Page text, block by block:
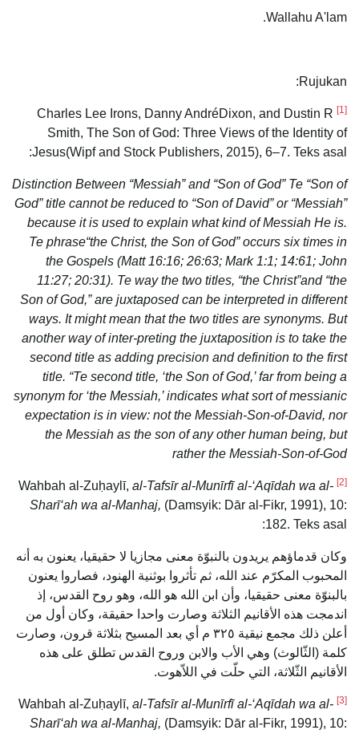
Wallahu A'lam.
Rujukan:
[1]
Charles Lee Irons, Danny AndréDixon, and Dustin R
Smith, The Son of God: Three Views of the Identity of
Jesus(Wipf and Stock Publishers, 2015), 6–7. Teks asal:
Distinction Between “Messiah” and “Son of God” Te “Son of
God” title cannot be reduced to “Son of David” or “Messiah”
because it is used to explain what kind of Messiah He is.
Te phrase“the Christ, the Son of God” occurs six times in
the Gospels (Matt 16:16; 26:63; Mark 1:1; 14:61; John
11:27; 20:31). Te way the two titles, “the Christ”and “the
Son of God,” are juxtaposed can be interpreted in different
ways. It might mean that the two titles are synonyms. But
another way of inter-preting the juxtaposition is to take the
second title as adding precision and definition to the first
title. “Te second title, ‘the Son of God,’ far from being a
synonym for ‘the Messiah,’ indicates what sort of messianic
expectation is in view: not the Messiah-Son-of-David, nor
the Messiah as the son of any other human being, but
rather the Messiah-Son-of-God
[2]
al-Tafsīr al-Munīrfī al-‘Aqīdah wa al-
Sharī‘ah wa al-Manhaj, (Damsyik: Dār al-Fikr, 1991), 10:
182. Teks asal:
وكان قدماؤهم يريدون بالنبوّة معنى مجازيا لا حقيقيا، يعنون به أنه
المحبوب المكرّم عند الله، ثم تأثروا بوثنية الهنود، فصاروا يعنون
بالبنوّة معنى حقيقيا، وأن ابن الله هو الله، وهو روح القدس، إذ
اندمجت هذه الأقانيم الثلاثة وصارت واحدا حقيقة، وكان أول من
أعلن ذلك مجمع نيقية ٣٢٥ م أي بعد المسيح بثلاثة قرون، وصارت
كلمة (الثّالوث) وهي الأب والابن وروح القدس تطلق على هذه
الأقانيم الثّلاثة، التي حلّت في اللاّهوت.
[3]
al-Tafsīr al-Munīrfī al-‘Aqīdah wa al-
Sharī‘ah wa al-Manhaj, (Damsyik: Dār al-Fikr, 1991), 10: